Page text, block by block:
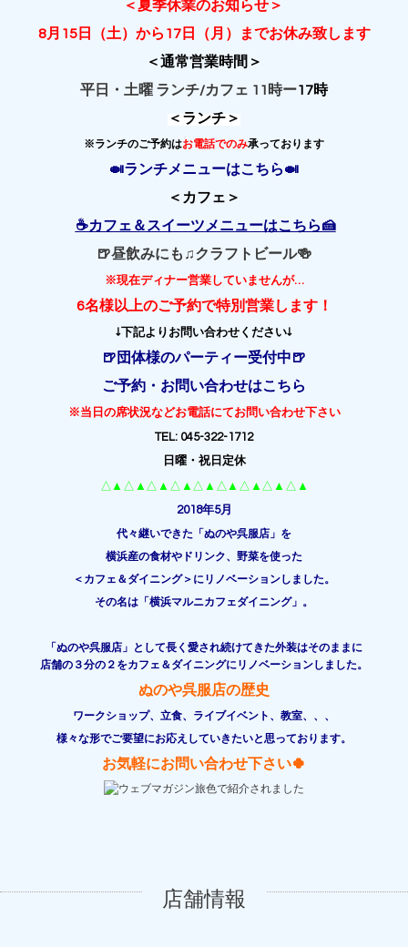
＜夏季休業のお知らせ＞
8月15日（土）から17日（月）までお休み致します
＜通常営業時間＞
平日・土曜 ランチ/カフェ 11時ー17時
＜ランチ＞
※ランチのご予約はお電話でのみ承っております
🍛ランチメニューはこちら🍛
＜カフェ＞
☕️カフェ＆スイーツメニューはこちら🍰
🍺昼飲みにも♫クラフトビール🍻
※現在ディナー営業していませんが…
6名様以上のご予約で特別営業します！
↓下記よりお問い合わせください↓
🍺団体様のパーティー受付中🍺
ご予約・お問い合わせはこちら
※当日の席状況などお電話にてお問い合わせ下さい
TEL: 045-322-1712
日曜・祝日定休
△▲△▲△▲△▲△▲△▲△▲△▲△▲
2018年5月
代々継いできた「ぬのや呉服店」を
横浜産の食材やドリンク、野菜を使った
＜カフェ＆ダイニング＞にリノベーションしました。
その名は「横浜マルニカフェダイニング」。
「ぬのや呉服店」として長く愛され続けてきた外装はそのままに
店舗の３分の２をカフェ＆ダイニングにリノベーションしました。
ぬのや呉服店の歴史
ワークショップ、立食、ライブイベント、教室、、、
様々な形でご要望にお応えしていきたいと思っております。
お気軽にお問い合わせ下さい🍀
店舗情報